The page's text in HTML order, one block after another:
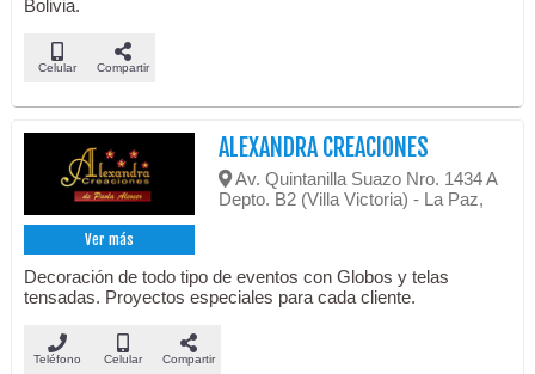
Bolivia.
Celular Compartir
Ver más
ALEXANDRA CREACIONES
Av. Quintanilla Suazo Nro. 1434 A
Depto. B2 (Villa Victoria) - La Paz,
Decoración de todo tipo de eventos con Globos y telas
tensadas. Proyectos especiales para cada cliente.
Teléfono Celular Compartir